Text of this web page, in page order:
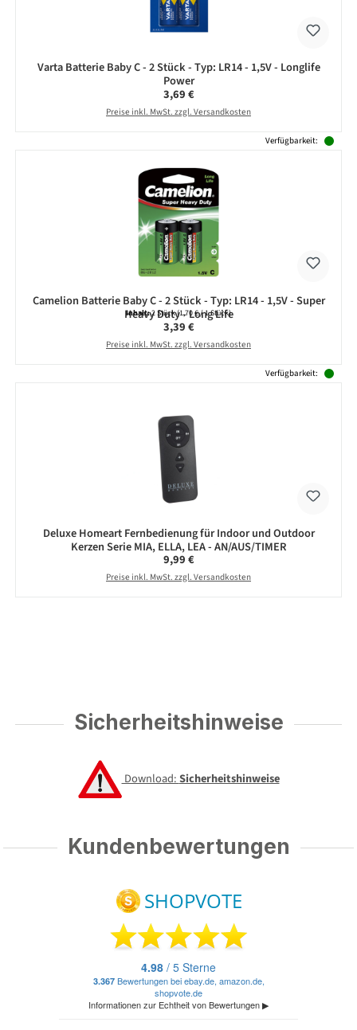
Varta Batterie Baby C - 2 Stück - Typ: LR14 - 1,5V - Longlife
Power
Regulärer Preis:
3,69 €
Preise inkl. MwSt. zzgl. Versandkosten
Verfügbarkeit:
Camelion Batterie Baby C - 2 Stück - Typ: LR14 - 1,5V - Super
Heavy Duty - Long Life
Inhalt:2 Stück(1,70 € / 1 Stück)
Regulärer Preis:
3,39 €
Preise inkl. MwSt. zzgl. Versandkosten
Verfügbarkeit:
Deluxe Homeart Fernbedienung für Indoor und Outdoor
Kerzen Serie MIA, ELLA, LEA - AN/AUS/TIMER
Regulärer Preis:
9,99 €
Preise inkl. MwSt. zzgl. Versandkosten
Sicherheitshinweise
Download:Sicherheitshinweise
Kundenbewertungen